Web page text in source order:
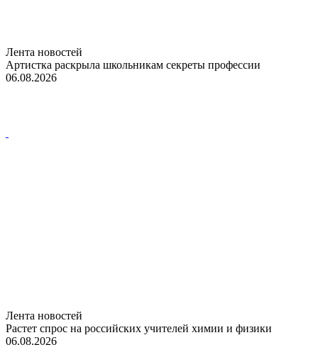
Лента новостей
Артистка раскрыла школьникам секреты профессии
06.08.2026
Лента новостей
Растет спрос на российских учителей химии и физики
06.08.2026